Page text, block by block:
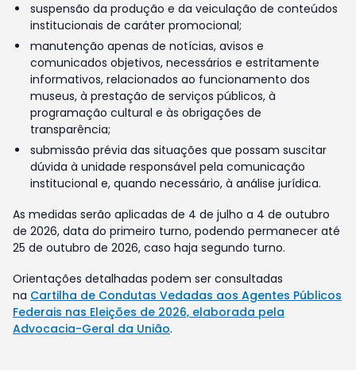
suspensão da produção e da veiculação de conteúdos
institucionais de caráter promocional;
manutenção apenas de notícias, avisos e
comunicados objetivos, necessários e estritamente
informativos, relacionados ao funcionamento dos
museus, à prestação de serviços públicos, à
programação cultural e às obrigações de
transparência;
submissão prévia das situações que possam suscitar
dúvida à unidade responsável pela comunicação
institucional e, quando necessário, à análise jurídica.
As medidas serão aplicadas de 4 de julho a 4 de outubro
de 2026, data do primeiro turno, podendo permanecer até
25 de outubro de 2026, caso haja segundo turno.
Orientações detalhadas podem ser consultadas
na Cartilha de Condutas Vedadas aos Agentes Públicos
Federais nas Eleições de 2026, elaborada pela
Advocacia-Geral da União.